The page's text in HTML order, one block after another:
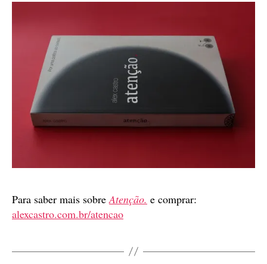
Para saber mais sobre Atenção. e comprar:
alexcastro.com.br/atencao